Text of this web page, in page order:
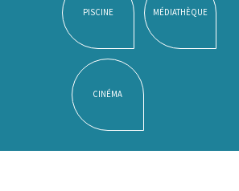
PISCINE MÉDIATHÈQUE
CINÉMA